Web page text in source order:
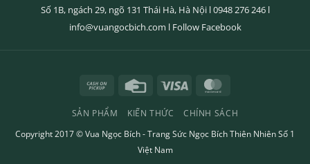
Số 1B, ngách 29, ngõ 131 Thái Hà, Hà Nội l0948 276 246l
info@vuangocbich.com l Follow Facebook
Cash
Pickup
Credit
Visa
SẢN PHẨM KIẾN THỨC CHÍNH SÁCH
Copyright 2017 © Vua Ngọc Bích - Trang Sức Ngọc Bích Thiên Nhiên Số 1
Việt Nam